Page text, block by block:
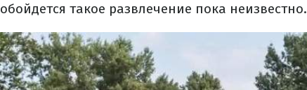
обойдется такое развлечение пока неизвестно.